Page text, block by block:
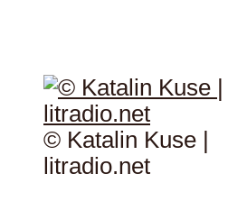
© Katalin Kuse |
litradio.net